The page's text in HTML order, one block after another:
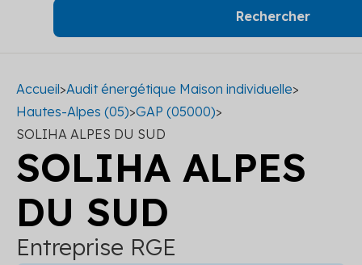
Accueil>Audit énergétique Maison individuelle>
Hautes-Alpes (05)>GAP (05000)>
SOLIHA ALPES DU SUD
SOLIHA ALPES
DU SUD
Entreprise RGE